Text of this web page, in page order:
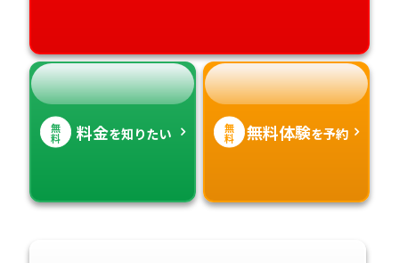
無
料 料金を知りたい 無
料 無料体験を予約